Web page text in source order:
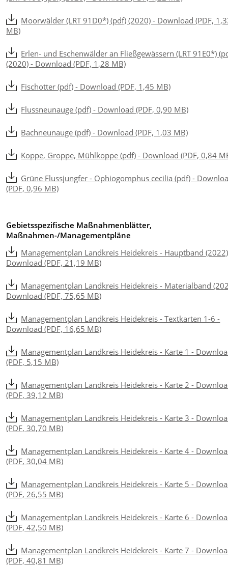
Moorwälder (LRT 91D0*) (pdf) (2020) - Download (PDF,
MB)
Erlen- und Eschenwälder an Fließgewässern (LRT 91E0*)
(2020) - Download (PDF, 1,28 MB)
Fischotter (pdf) - Download (PDF, 1,45 MB)
Flussneunauge (pdf) - Download (PDF, 0,90 MB)
Bachneunauge (pdf) - Download (PDF, 1,03 MB)
Koppe, Groppe, Mühlkoppe (pdf) - Download (PDF, 0,84
Grüne Flussjungfer - Ophiogomphus cecilia (pdf) -
(PDF, 0,96 MB)
Gebietsspezifische Maßnahmenblätter,
Maßnahmen-/Managementpläne
Managementplan Landkreis Heidekreis - Hauptband
Download (PDF, 21,19 MB)
Managementplan Landkreis Heidekreis - Materialband
Download (PDF, 75,65 MB)
Managementplan Landkreis Heidekreis - Textkarten 1-6 -
Download (PDF, 16,65 MB)
Managementplan Landkreis Heidekreis - Karte 1 -
(PDF, 5,15 MB)
Managementplan Landkreis Heidekreis - Karte 2 -
(PDF, 39,12 MB)
Managementplan Landkreis Heidekreis - Karte 3 -
(PDF, 30,70 MB)
Managementplan Landkreis Heidekreis - Karte 4 -
(PDF, 30,04 MB)
Managementplan Landkreis Heidekreis - Karte 5 -
(PDF, 26,55 MB)
Managementplan Landkreis Heidekreis - Karte 6 -
(PDF, 42,50 MB)
Managementplan Landkreis Heidekreis - Karte 7 -
(PDF, 40,81 MB)